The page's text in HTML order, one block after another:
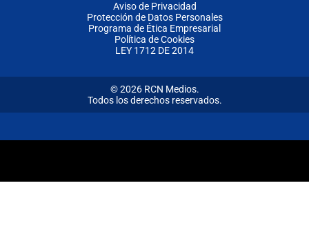
Aviso de Privacidad
Protección de Datos Personales
Programa de Ética Empresarial
Política de Cookies
LEY 1712 DE 2014
© 2026 RCN Medios.
Todos los derechos reservados.